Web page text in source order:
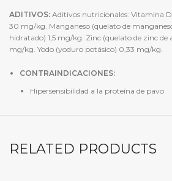
ADITIVOS: Aditivos nutricionales: Vitamina
30 mg/kg. Manganeso (quelato de
hidratado) 1,5 mg/kg. Zinc (quelato de zinc de
mg/kg. Yodo (yoduro potásico) 0,33 mg/kg.
CONTRAINDICACIONES:
Hipersensibilidad a la proteína de pavo
RELATED PRODUCTS